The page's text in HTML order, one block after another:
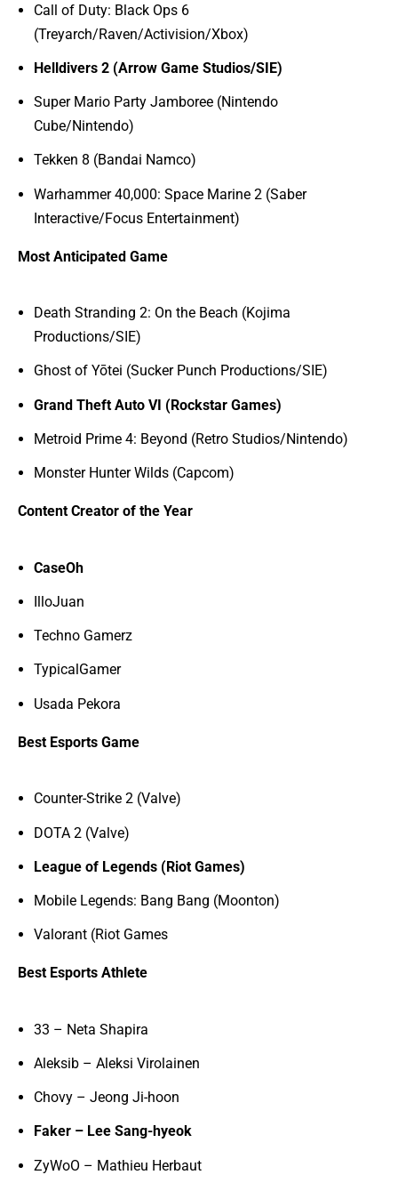
Call of Duty: Black Ops 6
(Treyarch/Raven/Activision/Xbox)
Helldivers 2 (Arrow Game Studios/SIE)
Super Mario Party Jamboree (Nintendo
Cube/Nintendo)
Tekken 8 (Bandai Namco)
Warhammer 40,000: Space Marine 2 (Saber
Interactive/Focus Entertainment)
Most Anticipated Game
Death Stranding 2: On the Beach (Kojima
Productions/SIE)
Ghost of Yōtei (Sucker Punch Productions/SIE)
Grand Theft Auto VI (Rockstar Games)
Metroid Prime 4: Beyond (Retro Studios/Nintendo)
Monster Hunter Wilds (Capcom)
Content Creator of the Year
CaseOh
IlloJuan
Techno Gamerz
TypicalGamer
Usada Pekora
Best Esports Game
Counter-Strike 2 (Valve)
DOTA 2 (Valve)
League of Legends (Riot Games)
Mobile Legends: Bang Bang (Moonton)
Valorant (Riot Games
Best Esports Athlete
33 – Neta Shapira
Aleksib – Aleksi Virolainen
Chovy – Jeong Ji-hoon
Faker – Lee Sang-hyeok
ZyWoO – Mathieu Herbaut